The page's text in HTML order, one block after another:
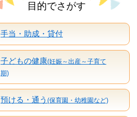
目的でさがす
手当・助成・貸付
子どもの健康(妊娠～出産～子育て
期)
預ける・通う (保育園・幼稚園など)